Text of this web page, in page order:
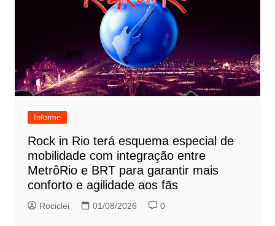
Informe
Rock in Rio terá esquema especial de
mobilidade com integração entre
MetrôRio e BRT para garantir mais
conforto e agilidade aos fãs
Rociclei 01/08/2026 0